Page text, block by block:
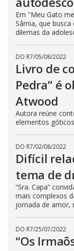
Em "Meu Gato
Sâmia, que
dilemas da
DO R7/05/08/2022
Livro de
Pedra” é
Atwood
Autora reúne
elementos
DO R7/02/08/2022
Difícil
tema de
“Sra. Capa”
mais complexos
jornada de amor,
DO R7/25/07/2022
“Os